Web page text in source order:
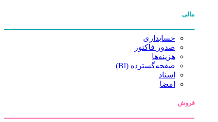
مالی
حسابداری
صدور فاکتور
هزینه‌ها
صفحه‌گسترده (BI)
اسناد
امضا
فروش